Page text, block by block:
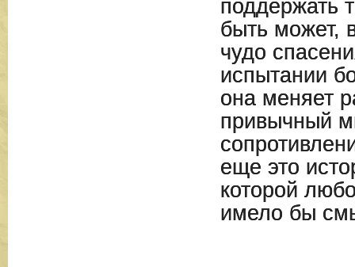
поддержать
быть может,
чудо
испытании
она меняет
привычный
еще это
которой
имело бы